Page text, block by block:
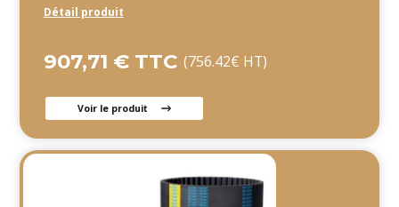
Détail produit
907,71 € TTC (756.42€ HT)
Voir le produit